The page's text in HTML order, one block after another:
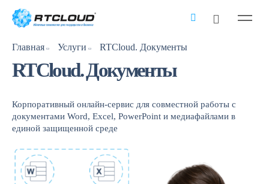
Главная Услуги RTCloud. Документы
RTCloud. Документы
Корпоративный онлайн-сервис для совместной работы с
документами Word, Excel, PowerPoint и медиафайлами в
единой защищенной среде